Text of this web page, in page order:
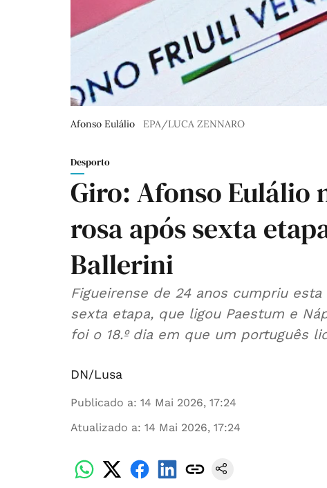
Afonso Eulálio EPA/LUCA ZENNARO
Desporto
Giro: Afonso Eulálio
rosa após sexta
Ballerini
Figueirense de 24 anos cumpriu
sexta etapa, que ligou Paestum e
foi o 18.º dia em que um português
DN/Lusa
Publicado a: 14 Mai 2026, 17:24
Atualizado a: 14 Mai 2026, 17:24